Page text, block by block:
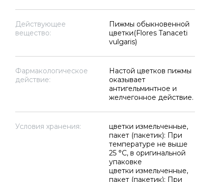
Действующее
вещество:
Пижмы обыкновенной
цветки(Flores Tanaceti
vulgaris)
Фармакологическое
действие:
Настой цветков пижмы
оказывает
антигельминтное и
желчегонное действие.
Условия хранения:
цветки измельченные,
пакет (пакетик): При
температуре не выше
25 °C, в оригинальной
упаковке
цветки измельченные,
пакет (пакетик): При